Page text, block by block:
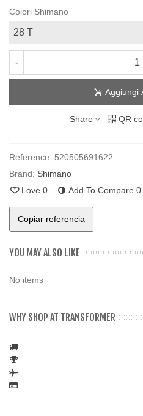
Colori Shimano
-
Aggiungi
Share QR
Reference: 520505691622
Brand: Shimano
Love 0 Add To Compare 0
Copiar referencia
YOU MAY ALSO LIKE
No items
WHY SHOP AT TRANSFORMER